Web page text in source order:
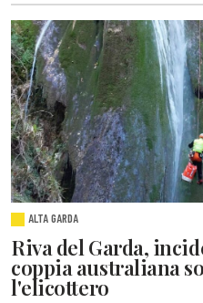
ALTA GARDA
Riva del Garda,
coppia australiana
l'elicottero